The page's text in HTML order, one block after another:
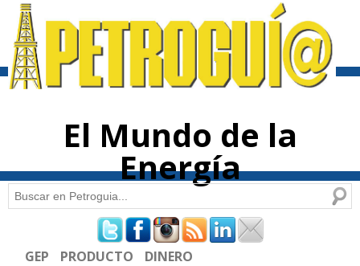
contenido
El Mundo de la
Energía
Formulario de búsqueda
Buscar
GEP PRODUCTO DINERO